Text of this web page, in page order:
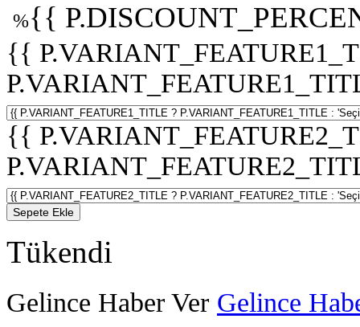
%{{
{{
{{
Sepete Ekle
Tükendi
Gelince Haber Ver Gelince